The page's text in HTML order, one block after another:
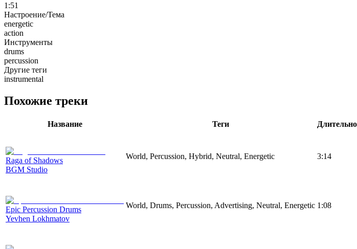
1:51
Настроение/Тема
energetic
action
Инструменты
drums
percussion
Другие теги
instrumental
Похожие треки
Название Теги
Raga of Shadows
BGM Studio
World, Percussion, Hybrid, Neutral, Energetic 3:14
Epic Percussion Drums
Yevhen Lokhmatov
World, Drums, Percussion, Advertising, Neutral, Energetic 1:08